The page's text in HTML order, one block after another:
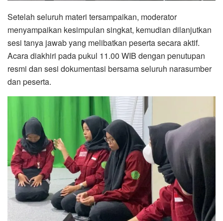
Setelah seluruh materi tersampaikan, moderator
menyampaikan kesimpulan singkat, kemudian dilanjutkan
sesi tanya jawab yang melibatkan peserta secara aktif.
Acara diakhiri pada pukul 11.00 WIB dengan penutupan
resmi dan sesi dokumentasi bersama seluruh narasumber
dan peserta.